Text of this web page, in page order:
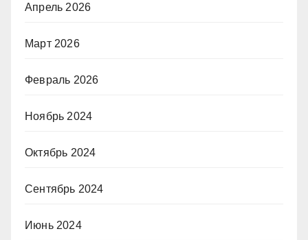
Апрель 2026
Март 2026
Февраль 2026
Ноябрь 2024
Октябрь 2024
Сентябрь 2024
Июнь 2024